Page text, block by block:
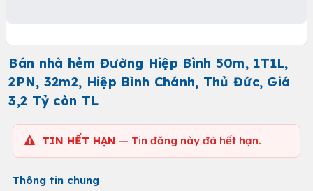
Bán nhà hẻm Đường Hiệp Bình 50m, 1T1L,
2PN, 32m2, Hiệp Bình Chánh, Thủ Đức, Giá
3,2 Tỷ còn TL
TIN HẾT HẠN — Tin đăng này đã hết hạn.
Thông tin chung